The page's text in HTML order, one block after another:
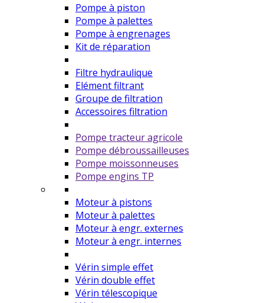
Pompe à piston
Pompe à palettes
Pompe à engrenages
Kit de réparation
Filtre hydraulique
Elément filtrant
Groupe de filtration
Accessoires filtration
Pompe tracteur agricole
Pompe débroussailleuses
Pompe moissonneuses
Pompe engins TP
Moteur à pistons
Moteur à palettes
Moteur à engr. externes
Moteur à engr. internes
Vérin simple effet
Vérin double effet
Vérin télescopique